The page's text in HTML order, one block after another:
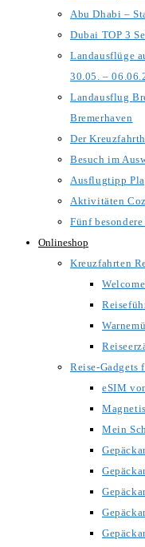
Abu Dhabi –
Dubai TOP 3
Landausflüge
30.05. –
Landausflug
Bremerhaven
Der
Besuch im
Ausflugtipp
Aktivitäten
Fünf
Onlineshop
Kreuzfahrten
Reise-Gadgets
eSIM
Mein